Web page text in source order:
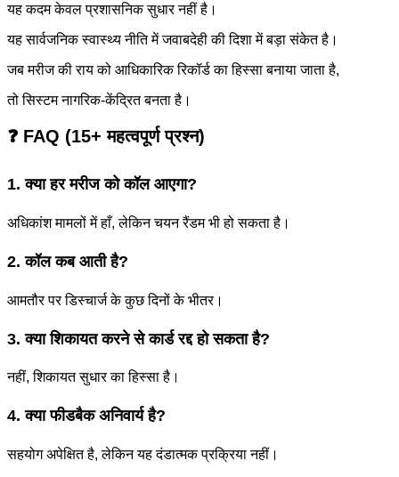
यह कदम केवल प्रशासनिक सुधार नहीं है।
यह सार्वजनिक स्वास्थ्य नीति में जवाबदेही की दिशा में बड़ा संकेत है।
जब मरीज की राय को आधिकारिक रिकॉर्ड का हिस्सा बनाया जाता है,
तो सिस्टम नागरिक-केंद्रित बनता है।
❓ FAQ (15+ महत्वपूर्ण प्रश्न)
1. क्या हर मरीज को कॉल आएगा?
अधिकांश मामलों में हाँ, लेकिन चयन रैंडम भी हो सकता है।
2. कॉल कब आती है?
आमतौर पर डिस्चार्ज के कुछ दिनों के भीतर।
3. क्या शिकायत करने से कार्ड रद्द हो सकता है?
नहीं, शिकायत सुधार का हिस्सा है।
4. क्या फीडबैक अनिवार्य है?
सहयोग अपेक्षित है, लेकिन यह दंडात्मक प्रक्रिया नहीं।